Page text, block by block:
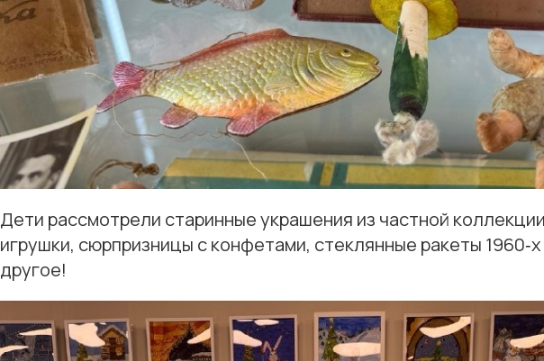
Дети рассмотрели старинные украшения из частной
игрушки, сюрпризницы с конфетами, стеклянные ракеты
другое!